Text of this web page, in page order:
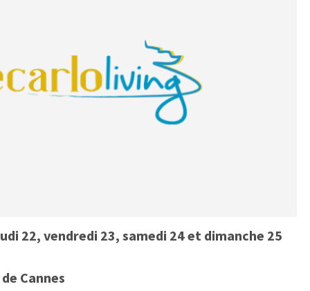
22, vendredi 23, samedi 24 et dimanche 25
Cannes